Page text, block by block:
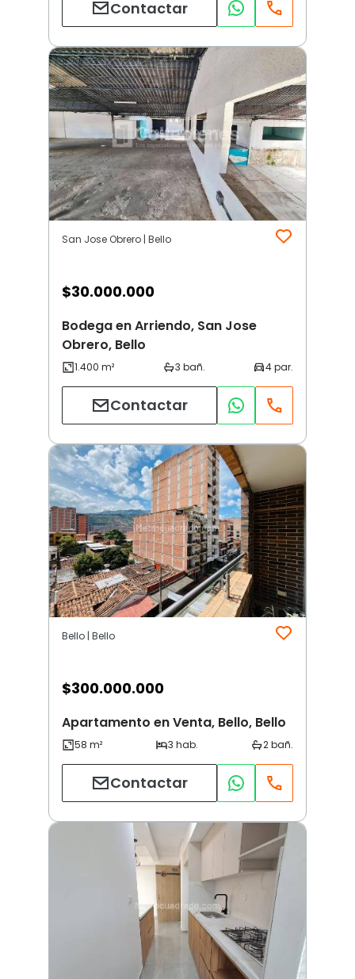
Contactar
San Jose Obrero | Bello
$30.000.000
Bodega en Arriendo, San Jose
Obrero, Bello
Contactar
Bello | Bello
$300.000.000
Apartamento en Venta, Bello, Bello
Contactar